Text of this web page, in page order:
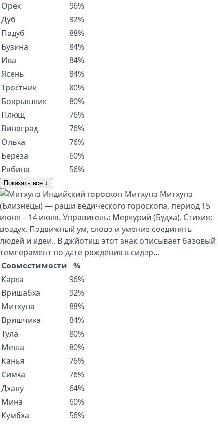
Орех
96%
Дуб
92%
Падуб
88%
Бузина
84%
Ива
84%
Ясень
84%
Тростник
80%
Боярышник
80%
Плющ
76%
Виноград
76%
Ольха
76%
Берёза
60%
Рябина
56%
Показать все ↓
Индийский гороскоп Митхуна Митхуна
(Близнецы) — раши ведического гороскопа, период 15
июня – 14 июля. Управитель: Меркурий (Будха). Стихия:
воздух. Подвижный ум, слово и умение соединять
людей и идеи.. В джйотиш этот знак описывает базовый
темперамент по дате рождения в сидер…
Совместимости
%
Карка
96%
Вришабха
92%
Митхуна
88%
Вришчика
84%
Тула
80%
Меша
80%
Канья
76%
Симха
76%
Дхану
64%
Мина
60%
Кумбха
56%